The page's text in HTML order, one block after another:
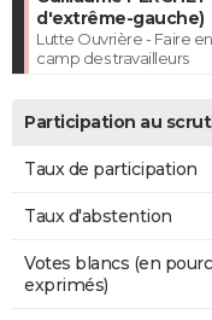
d'extrême-gauche)
Lutte Ouvrière - Faire
camp des travailleurs
Participation au
Taux de participation
Taux d'abstention
Votes blancs (en
exprimés)